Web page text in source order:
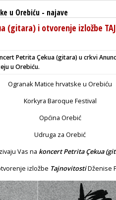
u Orebiću - najave
(gitara) i otvorenje izložbe
Petrita Çekua (gitara) u crkvi
u Orebiću.
Ogranak Matice hrvatske u Orebiću
Korkyra Baroque Festival
Općina Orebić
Udruga za Orebić
Vas na koncertPetrita Çekua
izložbe TajnovitostiDženise